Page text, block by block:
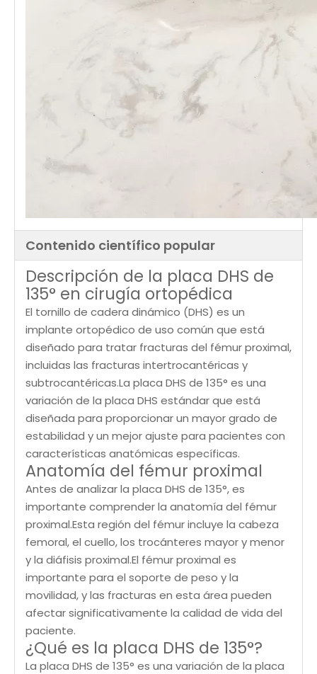
Contenido científico popular
Descripción de la placa DHS de
135° en cirugía ortopédica
El tornillo de cadera dinámico (DHS) es un
implante ortopédico de uso común que está
diseñado para tratar fracturas del fémur proximal,
incluidas las fracturas intertrocantéricas y
subtrocantéricas.La placa DHS de 135° es una
variación de la placa DHS estándar que está
diseñada para proporcionar un mayor grado de
estabilidad y un mejor ajuste para pacientes con
características anatómicas específicas.
Anatomía del fémur proximal
Antes de analizar la placa DHS de 135°, es
importante comprender la anatomía del fémur
proximal.Esta región del fémur incluye la cabeza
femoral, el cuello, los trocánteres mayor y menor
y la diáfisis proximal.El fémur proximal es
importante para el soporte de peso y la
movilidad, y las fracturas en esta área pueden
afectar significativamente la calidad de vida del
paciente.
¿Qué es la placa DHS de 135°?
La placa DHS de 135° es una variación de la placa